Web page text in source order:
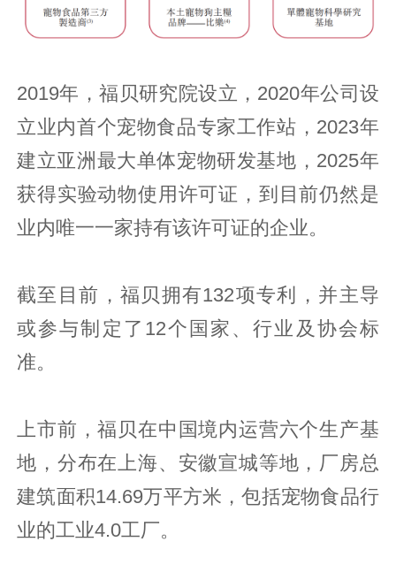
2019年，福贝研究院设立，2020年公司设
立业内首个宠物食品专家工作站，2023年
建立亚洲最大单体宠物研发基地，2025年
获得实验动物使用许可证，到目前仍然是
业内唯一一家持有该许可证的企业。
截至目前，福贝拥有132项专利，并主导
或参与制定了12个国家、行业及协会标
准。
上市前，福贝在中国境内运营六个生产基
地，分布在上海、安徽宣城等地，厂房总
建筑面积14.69万平方米，包括宠物食品行
业的工业4.0工厂。